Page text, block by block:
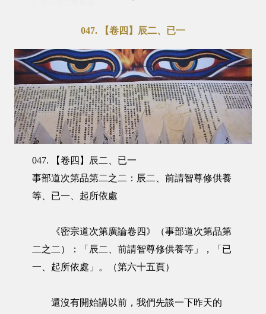
047. 【卷四】辰二、已一
047. 【卷四】辰二、已一
事部道次第品第二之二：辰二、前請智尊修供養
等、已一、起所依處
《密宗道次第廣論卷四》（事部道次第品第
二之二）：「辰二、前請智尊修供養等」，「已
一、起所依處」。（第六十五頁）
還沒有開始講以前，我們先談一下昨天的